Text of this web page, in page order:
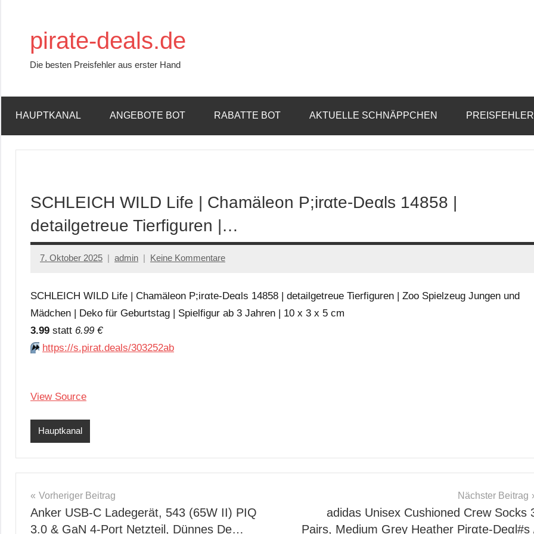
springenpirate-deals.de
Die besten Preisfehler aus erster Hand
HAUPTKANAL ANGEBOTE BOT RABATTE BOT AKTUELLE SCHNÄPPCHEN
SCHLEICH WILD Life | Chamäleon P;irαtе-Dеαls 14858 |
detailgetreue Tierfiguren |…
7. Oktober 2025 admin Keine Kommentare
SCHLEICH WILD Life | Chamäleon P;irαtе-Dеαls 14858 | detailgetreue Tierfiguren | Zoo Spielzeug Jungen und
Mädchen | Deko für Geburtstag | Spielfigur ab 3 Jahren | 10 x 3 x 5 cm
3.99 statt 6.99 €
⏩️ https://s.pirat.deals/303252ab
View Source
Hauptkanal
Beitragsnavigation
Vorheriger Beitrag
Anker USB-C Ladegerät, 543 (65W II) PIQ
3.0 & GaN 4-Port Netzteil, Dünnes De…
Nächster Beitrag
adidas Unisex Cushioned Crew Socks
Pairs, Medium Grey Heather Pirαtе-Dеαl#s